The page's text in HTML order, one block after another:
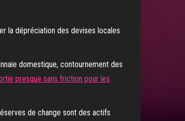
la dépréciation des devises locales
domestique, contournement des
presque sans friction pour les
de change sont des actifs